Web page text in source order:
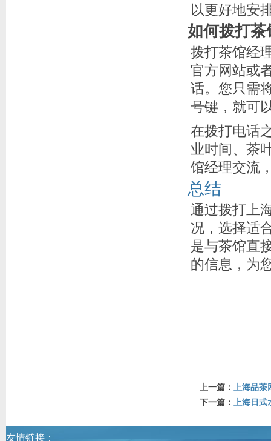
以更好地安
如何拨打
拨打茶馆经
官方网站或
话。您只需
号键，就可
在拨打电话
业时间、茶
馆经理交流
总结
通过拨打上
况，选择适
是与茶馆直
的信息，为
上一篇： 上海品茶
下一篇： 上海日式
友情链接：